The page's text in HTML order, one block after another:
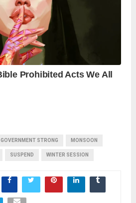
GOVERNMENT STRONG MONSOON
SUSPEND WINTER SESSION